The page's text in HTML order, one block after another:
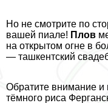
Но не смотрите по
вашей пиале! Плов
на открытом огне в
— ташкентский
Обратите внимание и
тёмного риса